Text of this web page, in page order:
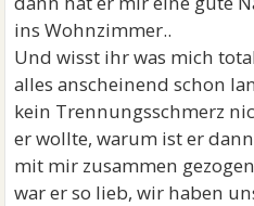
ins Wohnzimmer..
Und wisst ihr was mich
alles anscheinend schon
kein Trennungsschmerz
er wollte, warum ist er
mit mir zusammen
war er so lieb, wir haben